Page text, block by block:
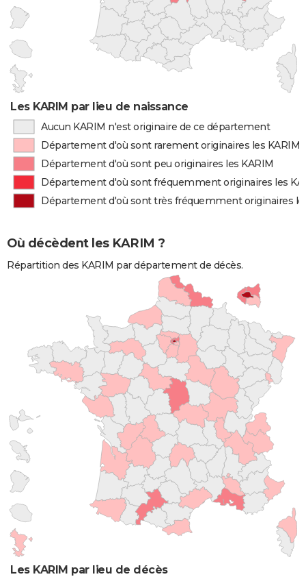
Les KARIM par lieu de naissance
Aucun KARIM n'est originaire de ce département
Département d'où sont rarement originaires les KARIM
Département d'où sont peu originaires les KARIM
Département d'où sont fréquemment originaires les
Département d'où sont très fréquemment originaires
Où décèdent les KARIM ?
Répartition des KARIM par département de décès.
Les KARIM par lieu de décès